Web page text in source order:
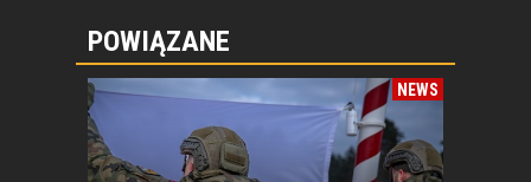
POWIĄZANE
NEWS